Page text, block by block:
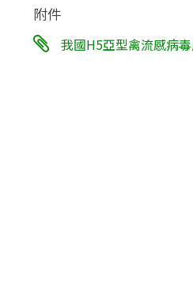
附件
我國H5亞型禽流感病